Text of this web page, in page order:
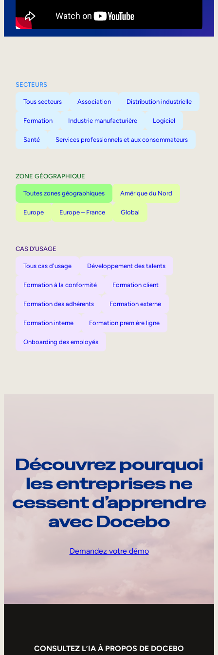
SECTEURS
Tous secteurs Association Distribution industrielle
Formation Industrie manufacturière Logiciel
Santé Services professionnels et aux consommateurs
ZONE GÉOGRAPHIQUE
Toutes zones géographiques Amérique du Nord
Europe Europe – France Global
CAS D’USAGE
Tous cas d'usage Développement des talents
Formation à la conformité Formation client
Formation des adhérents Formation externe
Formation interne Formation première ligne
Onboarding des employés
Découvrez pourquoi
les entreprises ne
cessent d’apprendre
avec Docebo
Demandez votre démo
CONSULTEZ L’IA À PROPOS DE DOCEBO